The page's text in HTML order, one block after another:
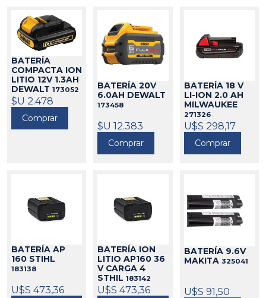
BATERÍA
COMPACTA ION
LITIO 12V 1.3AH
DEWALT 173052
$U 2.478
Comprar
BATERÍA 20V
6.0AH DEWALT
173458
$U 12.383
Comprar
BATERÍA 18 V
LI-ION 2.0 AH
MILWAUKEE
271326
U$S 298,17
Comprar
BATERÍA AP
160 STIHL
183138
U$S 473,36
BATERÍA ION
LITIO AP160 36
V CARGA 4
STHIL183142
U$S 473,36
BATERÍA 9.6V
MAKITA 325041
U$S 91,50